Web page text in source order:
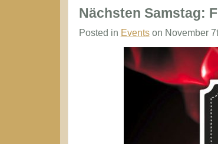
@
Nächsten Samstag:
Posted in Eventson November